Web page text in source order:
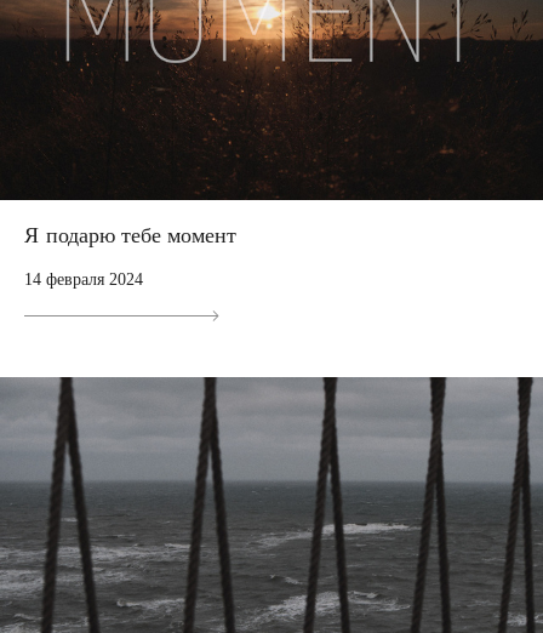
Я подарю тебе момент
14 февраля 2024